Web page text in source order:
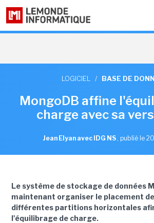
LOGICIEL / BASE DE
MongoDB affine
charge avec sa
Jean Elyan avec IDG NS , publié le
Le système de stockage de données
maintenant organiser le placement
différentes partitions horizontales
l'équilibrage de charge.